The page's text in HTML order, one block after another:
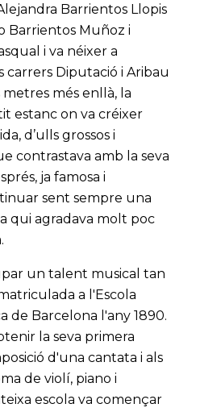
Barrientos Llopis
Barrientos Muñoz i
i va néixer a
carrers Diputació i Aribau
més enllà, la
estanc on va créixer
d’ulls grossos i
contrastava amb la seva
ja famosa i
sent sempre una
qui agradava molt poc
un talent musical tan
a l'Escola
de Barcelona l'any 1890.
la seva primera
d'una cantata i als
de violí, piano i
escola va començar